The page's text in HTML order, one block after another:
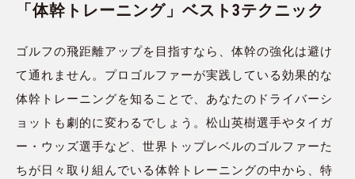
「体幹トレーニング」ベスト3テクニック
ゴルフの飛距離アップを目指すなら、体幹の強化は避け
て通れません。プロゴルファーが実践している効果的な
体幹トレーニングを知ることで、あなたのドライバーシ
ョットも劇的に変わるでしょう。松山英樹選手やタイガ
ー・ウッズ選手など、世界トップレベルのゴルファーた
ちが日々取り組んでいる体幹トレーニングの中から、特